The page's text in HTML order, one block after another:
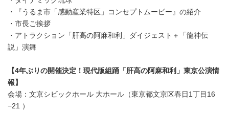
・『うるま市「感動産業特区」コンセプトムービー』の紹介
・市長ご挨拶
・アトラクション「肝高の阿麻和利」ダイジェスト＋「龍神伝
説」演舞
【4年ぶりの開催決定！現代版組踊「肝高の阿麻和利」東京公演情
報】
会場：文京シビックホール 大ホール（東京都文京区春日1丁目16
−21 ）